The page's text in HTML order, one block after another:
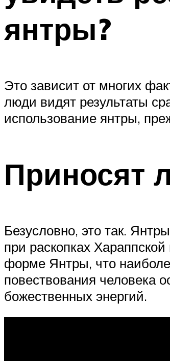
янтры?
Это зависит от многих
люди видят результаты
использование янтры,
Приносят
Безусловно, это так.
при раскопках
форме Янтры, что
повествования человека
божественных энергий.